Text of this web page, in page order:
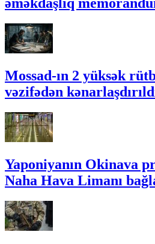
əməkdaşlıq
Mossad-ın 2 yüksək
vəzifədən
Yaponiyanın Okinava
Naha Hava Limanı